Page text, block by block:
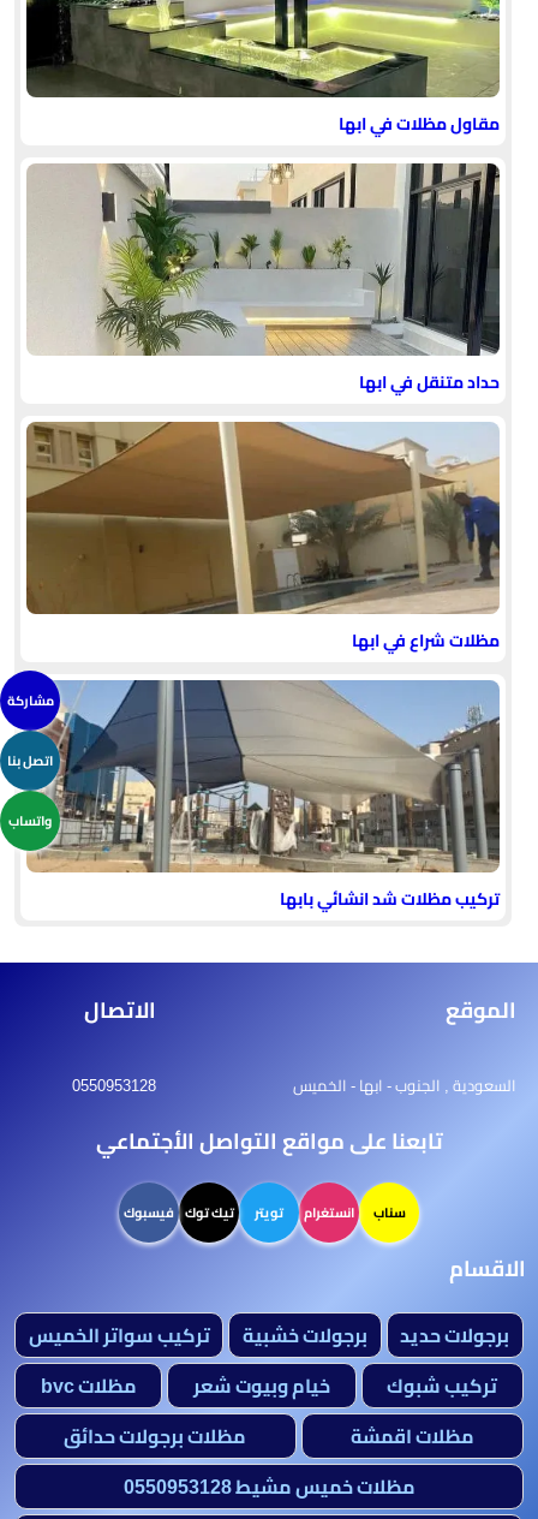
مقاول مظلات في ابها
حداد متنقل في ابها
مظلات شراع في ابها
تركيب مظلات شد انشائي بابها
الموقع الاتصال
السعودية , الجنوب - ابها - الخميس 0550953128
تابعنا على مواقع التواصل الأجتماعي
سناب انستغرام تويتر تيك توك فيسبوك
الاقسام
برجولات حديد برجولات خشبية
تركيب سواتر الخميس
تركيب شبوك
خيام وبيوت شعر
مظلات bvc
مظلات اقمشة
مظلات برجولات حدائق
مظلات خميس مشيط 0550953128
مشاركة
اتصل بنا
واتساب